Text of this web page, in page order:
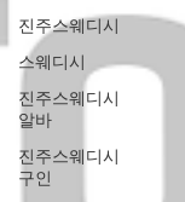
진주스웨디시
스웨디시
진주스웨디시
알바
진주스웨디시
구인